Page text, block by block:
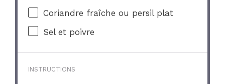
Coriandre fraîche ou persil plat
Sel et poivre
INSTRUCTIONS